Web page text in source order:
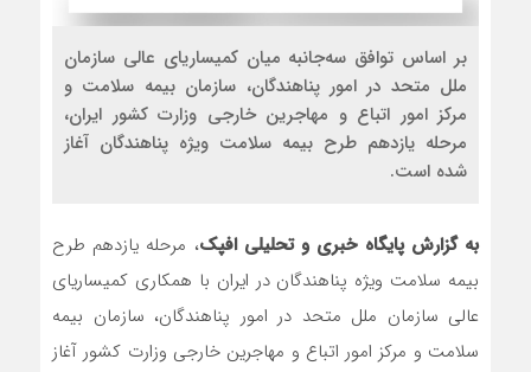
بر اساس توافق سه‌جانبه میان کمیساریای عالی سازمان
ملل متحد در امور پناهندگان، سازمان بیمه سلامت و
مرکز امور اتباع و مهاجرین خارجی وزارت کشور ایران،
مرحله یازدهم طرح بیمه سلامت ویژه پناهندگان آغاز
شده است.
به گزارش پایگاه خبری و تحلیلی افپک، مرحله یازدهم طرح
بیمه سلامت ویژه پناهندگان در ایران با همکاری کمیساریای
عالی سازمان ملل متحد در امور پناهندگان، سازمان بیمه
سلامت و مرکز امور اتباع و مهاجرین خارجی وزارت کشور آغاز